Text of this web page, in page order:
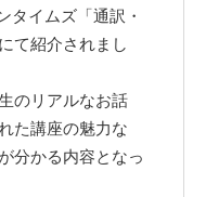
タイムズ「通訳・
て紹介されまし
のリアルなお話
た講座の魅力な
分かる内容となっ